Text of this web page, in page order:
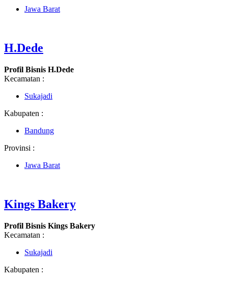
Jawa Barat
H.Dede
Profil Bisnis H.Dede
Kecamatan :
Sukajadi
Kabupaten :
Bandung
Provinsi :
Jawa Barat
Kings Bakery
Profil Bisnis Kings Bakery
Kecamatan :
Sukajadi
Kabupaten :